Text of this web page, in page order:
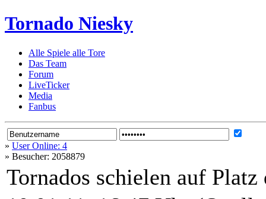
Tornado Niesky
Alle Spiele alle Tore
Das Team
Forum
LiveTicker
Media
Fanbus
» User Online: 4
» Besucher: 2058879
Tornados schielen auf Platz